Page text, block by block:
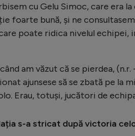
cu Gelu Simoc, care era
foarte bună, și ne
poate ridica nivelul echipei,
am văzut că se pierdea,
ajunsese să se zbată pe la
Erau, totuși, jucători de
s-a stricat după victoria